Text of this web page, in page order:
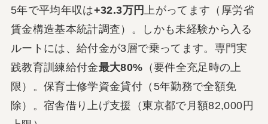
5年で平均年収は+32.3万円上がってます（厚労省
賃金構造基本統計調査）。しかも未経験から入る
ルートには、給付金が3層で乗ってます。専門実
践教育訓練給付金最大80% （要件全充足時の上
限）。保育士修学資金貸付（5年勤務で全額免
除）。宿舎借り上げ支援（東京都で月額82,000円